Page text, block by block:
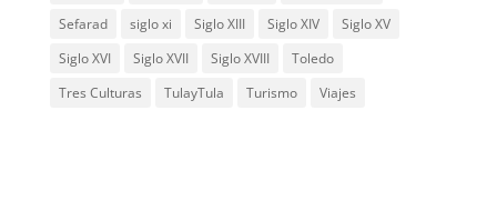
Sefarad
siglo xi Siglo XIII Siglo XIV
Siglo XV
Siglo XVI
Siglo XVII Siglo XVIII
Toledo
Tres Culturas
TulayTula Turismo Viajes